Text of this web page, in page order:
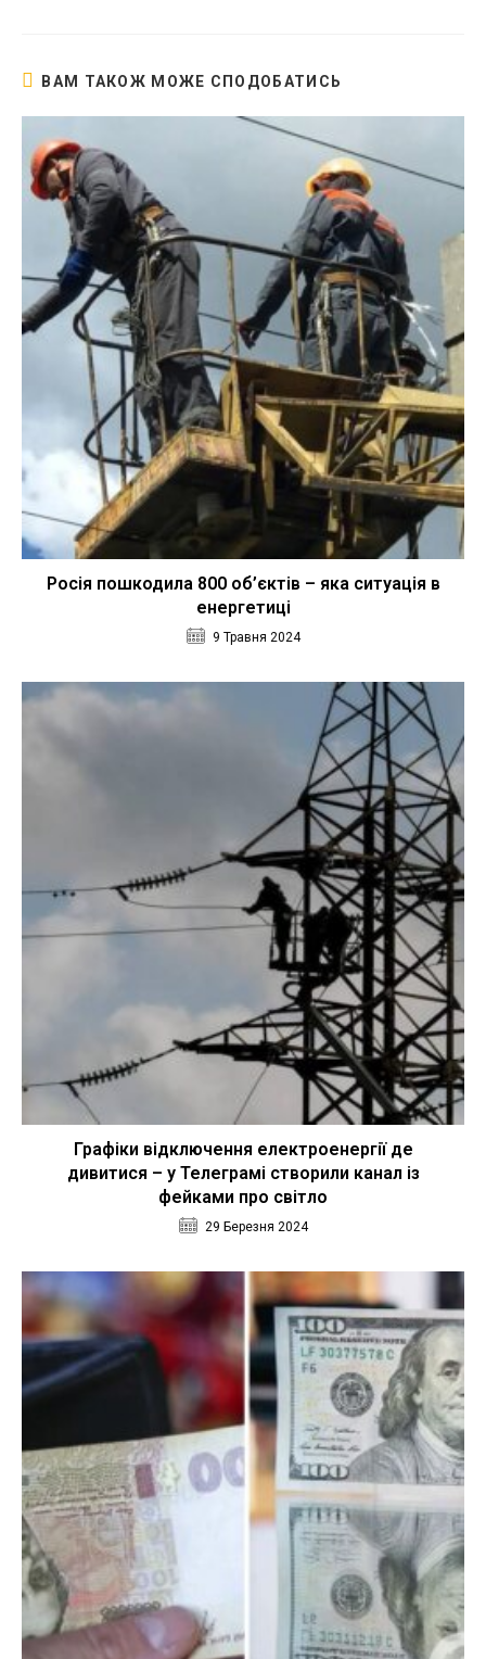
ВАМ ТАКОЖ МОЖЕ СПОДОБАТИСЬ
Росія пошкодила 800 об’єктів – яка ситуація в
енергетиці
9 Травня 2024
Графіки відключення електроенергії де
дивитися – у Телеграмі створили канал із
фейками про світло
29 Березня 2024